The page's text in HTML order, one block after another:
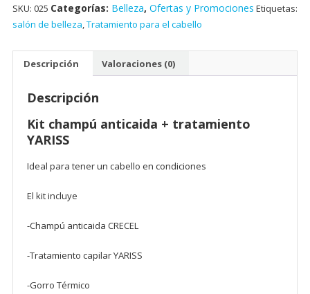
SKU: 025 Categorías: Belleza, Ofertas y Promociones Etiquetas:
salón de belleza,Tratamiento para el cabello
Descripción Valoraciones (0)
Descripción
Kit champú anticaida + tratamiento
YARISS
Ideal para tener un cabello en condiciones
El kit incluye
-Champú anticaida CRECEL
-Tratamiento capilar YARISS
-Gorro Térmico